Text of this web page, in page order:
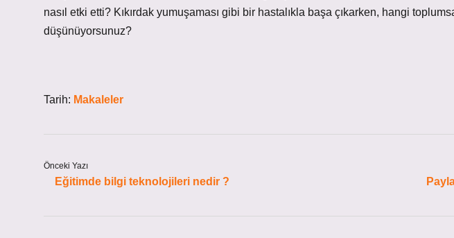
nasıl etki etti? Kıkırdak yumuşaması gibi bir hastalıkla başa çıkarken, hangi
düşünüyorsunuz?
Tarih: Makaleler
Önceki Yazı
Eğitimde bilgi teknolojileri nedir ?